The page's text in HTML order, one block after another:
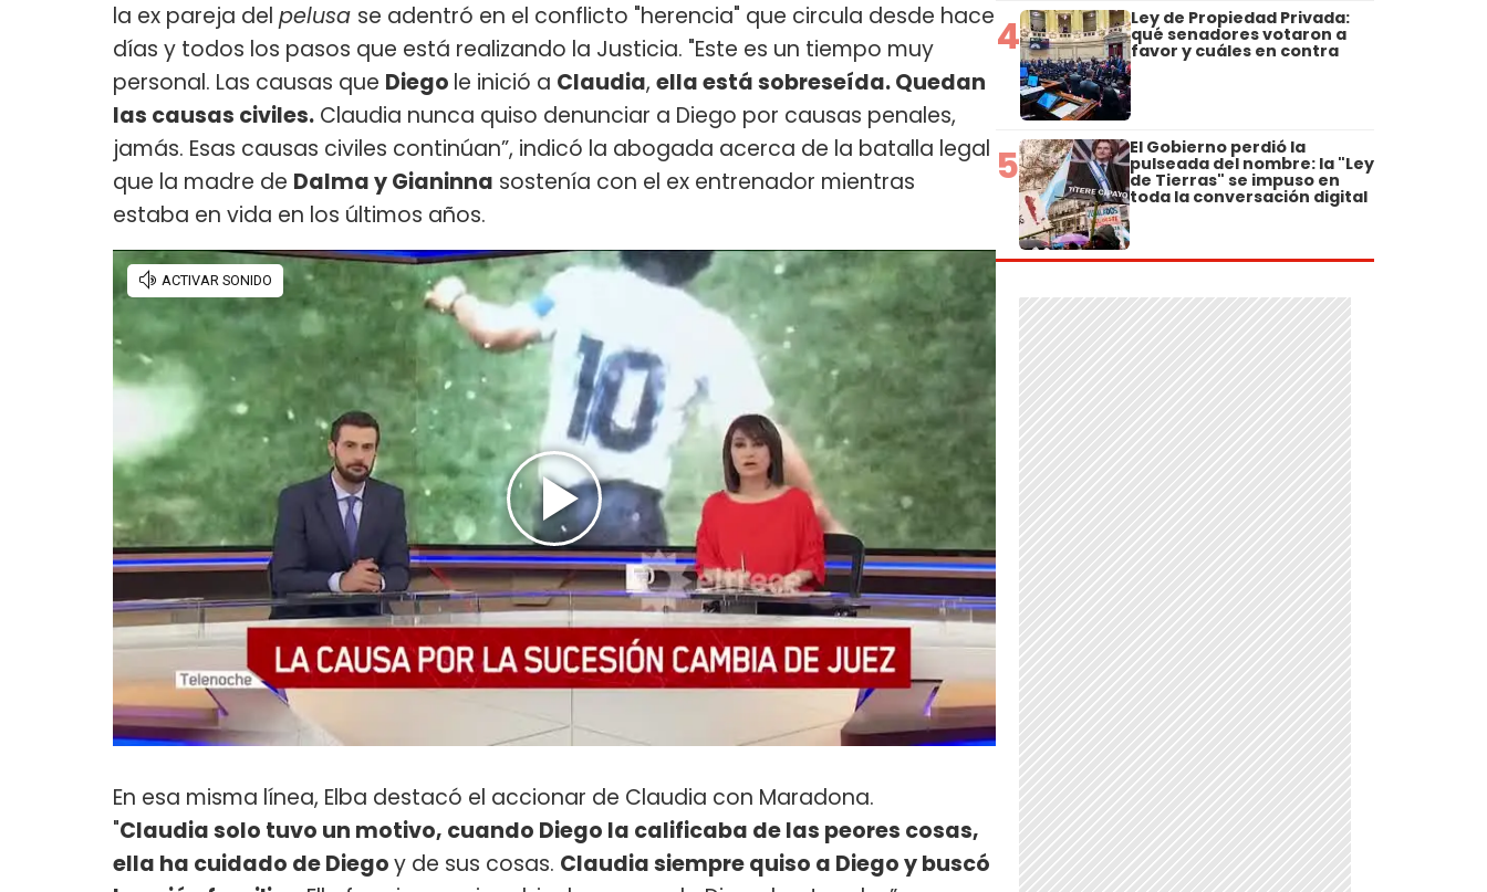
la ex pareja del pelusa se adentró en el conflicto "herencia" que circula desde hace
días y todos los pasos que está realizando la Justicia. "Este es un tiempo muy
personal. Las causas que Diego le inició a Claudia, ella está sobreseída. Quedan
las causas civiles. Claudia nunca quiso denunciar a Diego por causas penales,
jamás. Esas causas civiles continúan”, indicó la abogada acerca de la batalla legal
que la madre de Dalma y Gianinna sostenía con el ex entrenador mientras
estaba en vida en los últimos años.
En esa misma línea, Elba destacó el accionar de Claudia con Maradona.
"Claudia solo tuvo un motivo, cuando Diego la calificaba de las peores cosas,
ella ha cuidado de Diegoy de sus cosas. Claudia siempre quiso a Diego y buscó
4 Ley de Propiedad Privada:
qué senadores votaron a
favor y cuáles en contra
5 El Gobierno perdió la
pulseada del nombre: la "Ley
de Tierras" se impuso en
toda la conversación digital